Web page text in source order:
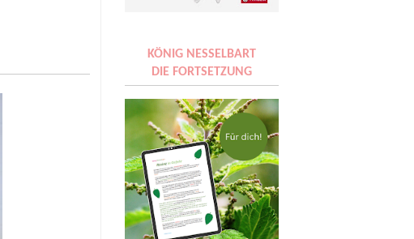
KÖNIG NESSELBART
DIE FORTSETZUNG